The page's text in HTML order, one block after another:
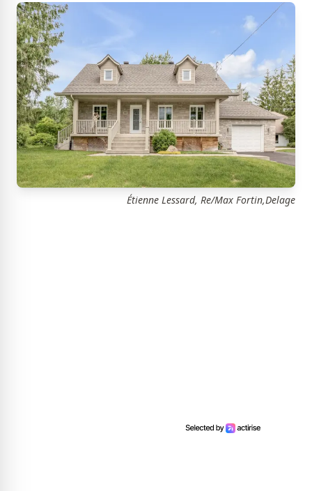
Étienne Lessard, Re/Max Fortin,Delage